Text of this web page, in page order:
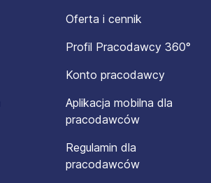
Oferta i cennik
Profil Pracodawcy 360°
Konto pracodawcy
Aplikacja mobilna dla
pracodawców
Regulamin dla
pracodawców